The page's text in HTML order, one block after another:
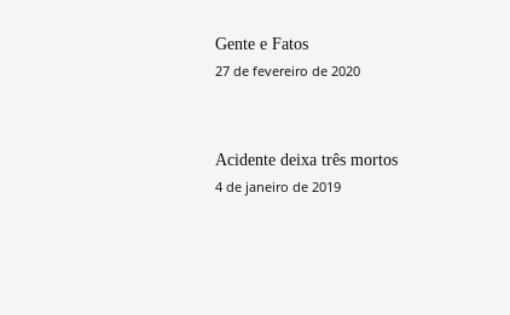
Gente e Fatos
27 de fevereiro de 2020
Acidente deixa três mortos
4 de janeiro de 2019